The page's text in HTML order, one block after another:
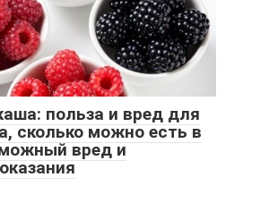
польза и вред для
сколько можно есть в
вред и